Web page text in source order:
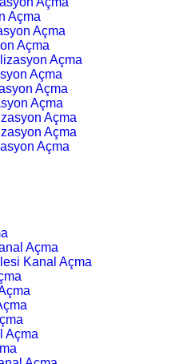
Açma
Açma
Açma
Açma
Açma
Açma
Açma
Açma
Açma
Açma
Açma
Kanal Açma
Açma